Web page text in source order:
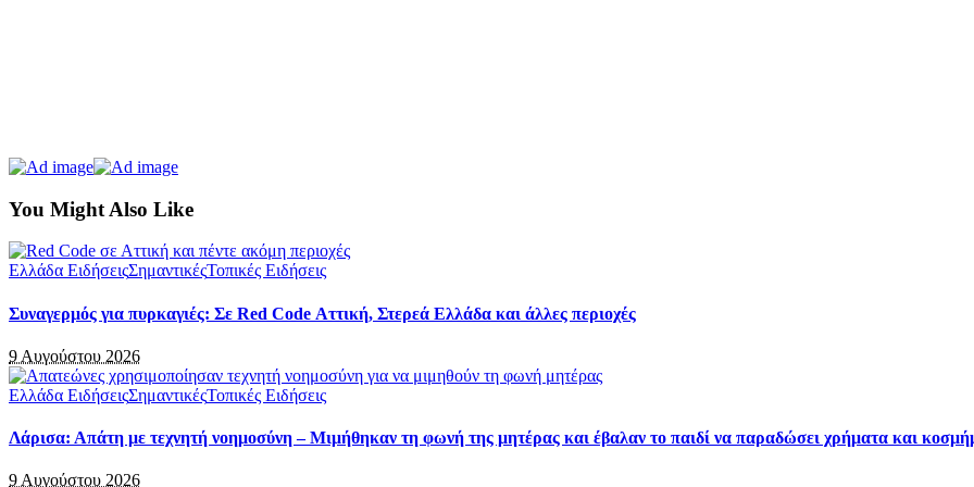
You Might Also Like
Ελλάδα ΕιδήσειςΣημαντικέςΤοπικές Ειδήσεις
Συναγερμός για πυρκαγιές: Σε Red Code Αττική, Στερεά Ελλάδα και άλλες περιοχές
9 Αυγούστου 2026
Ελλάδα ΕιδήσειςΣημαντικέςΤοπικές Ειδήσεις
Λάρισα: Απάτη με τεχνητή νοημοσύνη – Μιμήθηκαν τη φωνή της μητέρας και έβαλαν το παιδί να παραδώσει χρήματα και
9 Αυγούστου 2026